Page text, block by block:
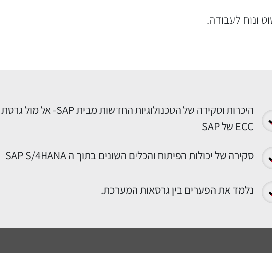
ונוח לעבודה.
היכרות וסקירה של הטכנולוגיות החדשות מבית SAP- אל מול גרסת
ECC של SAP
סקירה של יכולות הפיתוח והכלים השונים בתוך ה SAP S/4HANA
נלמד את הפערים בין גרסאות המערכת.